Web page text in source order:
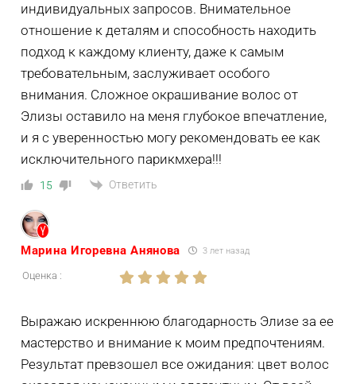
индивидуальных запросов. Внимательное
отношение к деталям и способность находить
подход к каждому клиенту, даже к самым
требовательным, заслуживает особого
внимания. Сложное окрашивание волос от
Элизы оставило на меня глубокое впечатление,
и я с уверенностью могу рекомендовать ее как
исключительного парикмхера!!!
15 Ответить
Марина Игоревна Анянова 3 лет назад
Оценка :
Выражаю искреннюю благодарность Элизе за ее
мастерство и внимание к моим предпочтениям.
Результат превзошел все ожидания: цвет волос